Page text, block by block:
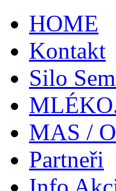
HOME
Kontakt
Silo
MAS /
Partneři